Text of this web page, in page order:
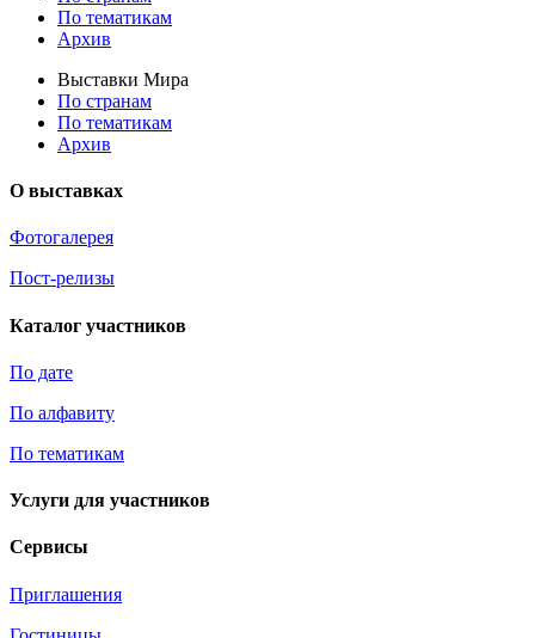
По тематикам
Архив
Выставки Мира
По странам
По тематикам
Архив
О выставках
Фотогалерея
Пост-релизы
Каталог участников
По дате
По алфавиту
По тематикам
Услуги для участников
Сервисы
Приглашения